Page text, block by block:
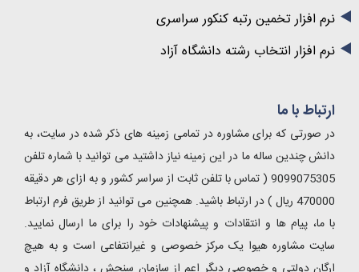
نرم افزار تخمین رتبه کنکور سراسری
نرم افزار انتخاب رشته دانشگاه آزاد
ارتباط با ما
در صورتی که برای مشاوره در تمامی زمینه های ذکر شده در سایت، به
دانش چندین ساله ما در این زمینه نیاز داشتید می توانید با شماره تلفن
9099075305 ( تماس با تلفن ثابت از سراسر کشور و به ازای هر دقیقه
470000 ریال ) در ارتباط باشید. همچنین می توانید از طریق فرم ارتباط
با ما، پیام ها و انتقادات و پیشنهادات خود را برای ما ارسال نمایید.
سایت مشاوره هیوا یک مرکز خصوصی و غیرانتفاعی است و به هیچ